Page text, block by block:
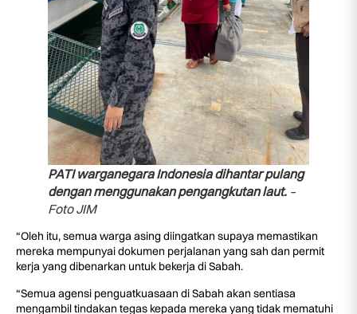
PATI warganegara Indonesia dihantar pulang
dengan menggunakan pengangkutan laut. –
Foto JIM
“Oleh itu, semua warga asing diingatkan supaya memastikan
mereka mempunyai dokumen perjalanan yang sah dan permit
kerja yang dibenarkan untuk bekerja di Sabah.
“Semua agensi penguatkuasaan di Sabah akan sentiasa
mengambil tindakan tegas kepada mereka yang tidak mematuhi